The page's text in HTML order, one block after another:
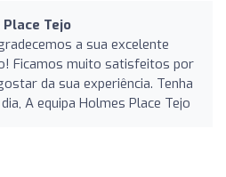
Tejo
a sua excelente
Ficamos muito satisfeitos por
da sua experiência. Tenha
A equipa Holmes Place Tejo